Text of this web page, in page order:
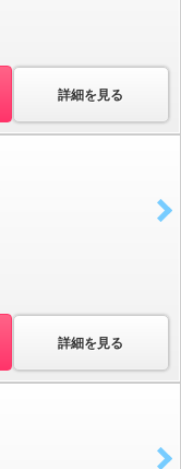
詳細を見る
詳細を見る